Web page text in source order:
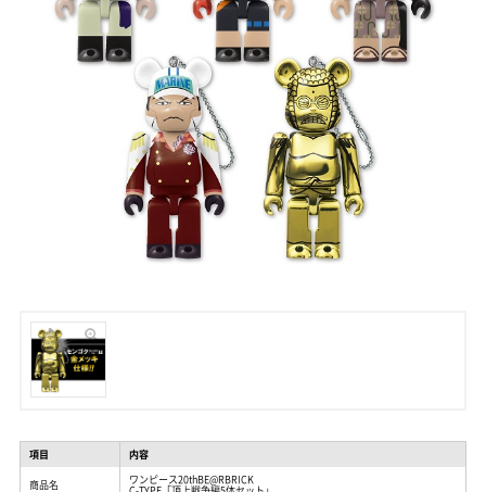
項目 内容
商品名 ワンピース20thBE@RBRICK